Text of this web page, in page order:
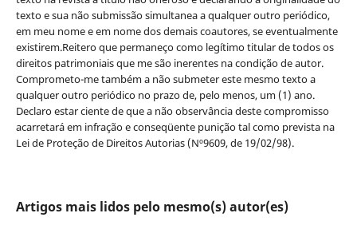
texto e sua não submissão simultanea a qualquer outro periódico,
em meu nome e em nome dos demais coautores, se eventualmente
existirem.Reitero que permaneço como legítimo titular de todos os
direitos patrimoniais que me são inerentes na condição de autor.
Comprometo-me também a não submeter este mesmo texto a
qualquer outro periódico no prazo de, pelo menos, um (1) ano.
Declaro estar ciente de que a não observância deste compromisso
acarretará em infração e conseqüente punição tal como prevista na
Lei de Proteção de Direitos Autorias (Nº9609, de 19/02/98).
Artigos mais lidos pelo mesmo(s) autor(es)